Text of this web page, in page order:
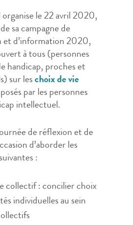
organise le 22 avril 2020,
sa campagne de
et d’information 2020,
à tous (personnes
handicap, proches et
sur leschoix de vie
par les personnes
intellectuel.
de réflexion et de
d’aborder les
:
collectif : concilier choix
individuelles au sein